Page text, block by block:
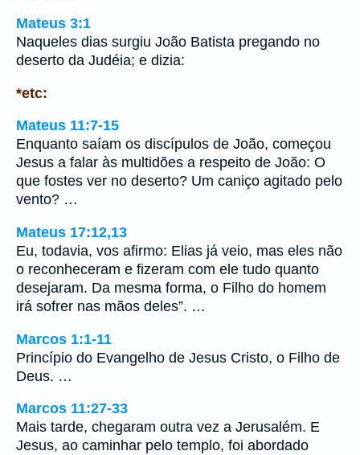
Mateus 3:1
Naqueles dias surgiu João Batista pregando no
deserto da Judéia; e dizia:
*etc:
Mateus 11:7-15
Enquanto saíam os discípulos de João, começou
Jesus a falar às multidões a respeito de João: O
que fostes ver no deserto? Um caniço agitado pelo
vento? …
Mateus 17:12,13
Eu, todavia, vos afirmo: Elias já veio, mas eles não
o reconheceram e fizeram com ele tudo quanto
desejaram. Da mesma forma, o Filho do homem
irá sofrer nas mãos deles”. …
Marcos 1:1-11
Princípio do Evangelho de Jesus Cristo, o Filho de
Deus. …
Marcos 11:27-33
Mais tarde, chegaram outra vez a Jerusalém. E
Jesus, ao caminhar pelo templo, foi abordado